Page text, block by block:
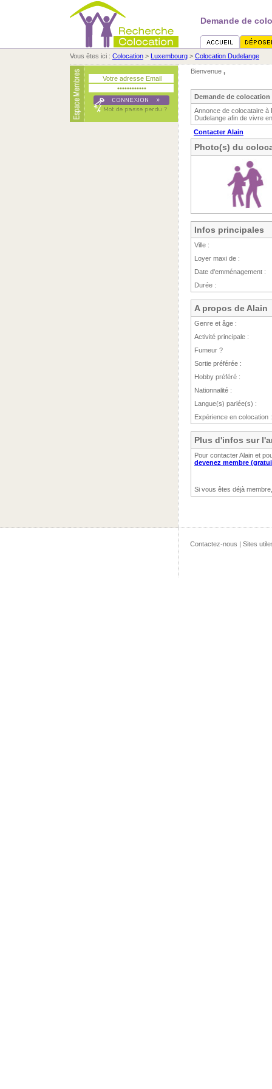
Demande de
Vous êtes ici : Colocation > Luxembourg > Colocation Dudelange
Bienvenue ,
Demande de colocation
Annonce de colocataire à
Dudelange afin de vivre
Contacter Alain
Photo(s) du
Infos principales
Ville :
Loyer maxi de :
Date d'emménagement :
Durée :
A propos de Alain
Genre et âge :
Activité principale :
Fumeur ?
Sortie préférée :
Hobby préféré :
Nationnalité :
Langue(s) parlée(s) :
Expérience en colocation :
Plus d'infos sur
Pour contacter Alain et
devenez membre
Si vous êtes déjà
Contactez-nous | Sites